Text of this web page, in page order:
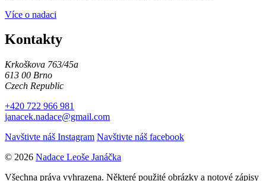
Více o nadaci
Kontakty
Krkoškova 763/45a
613 00 Brno
Czech Republic
+420 722 966 981
janacek.nadace@gmail.com
Navštivte náš Instagram Navštivte náš facebook
© 2026 Nadace Leoše Janáčka
Všechna práva vyhrazena. Některé použité obrázky a notové zápisy